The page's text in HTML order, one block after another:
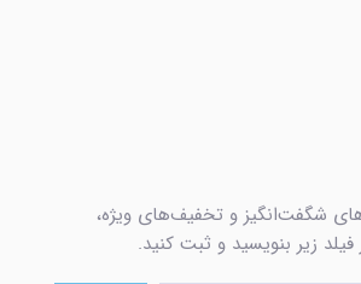
شگفت‌انگیز و تخفیف‌های ویژه،
زیر بنویسید و ثبت کنید.